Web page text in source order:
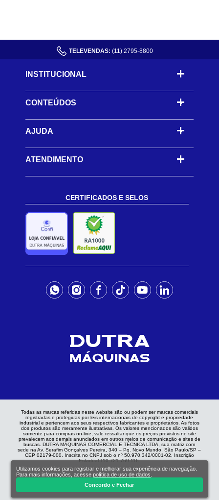
TELEVENDAS: (11) 2795-8800
INSTITUCIONAL
CONTEÚDOS -
AJUDA -
ATENDIMENTO
CERTIFICADOS E SELOS
Todas as marcas referidas neste website são ou podem ser marcas comerciais
registradas e protegidas por leis internacionais de copyright e propriedade
industrial e pertencem aos seus respectivos fabricantes e proprietários. As fotos
dos produtos são meramente ilustrativas. Os valores mencionados são validos
somente para compras on-line, vale ressaltar que os preços previstos no site
prevalecem aos demais anunciados em outros meios de comunicação e sites de
buscas. DUTRA MÁQUINAS COMERCIAL E TÉCNICA LTDA, sua matriz com
sede na Av. Serafim Gonçalves Pereira, 340 – Pq. Novo Mundo, São Paulo/SP –
CEP 02179-000. Inscrita no CNPJ sob o nº 50.970.342/0001-02, Inscrição
Estadual 110.721.769.116.
Utilizamos cookies para registrar e melhorar sua experiência de navegação.
Para mais informações, acessepolítica de uso de dados
Concordo e Fechar